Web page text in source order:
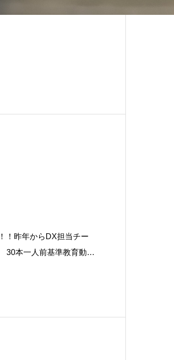
！昨年からDX担当チー
30本一人前基準教育動